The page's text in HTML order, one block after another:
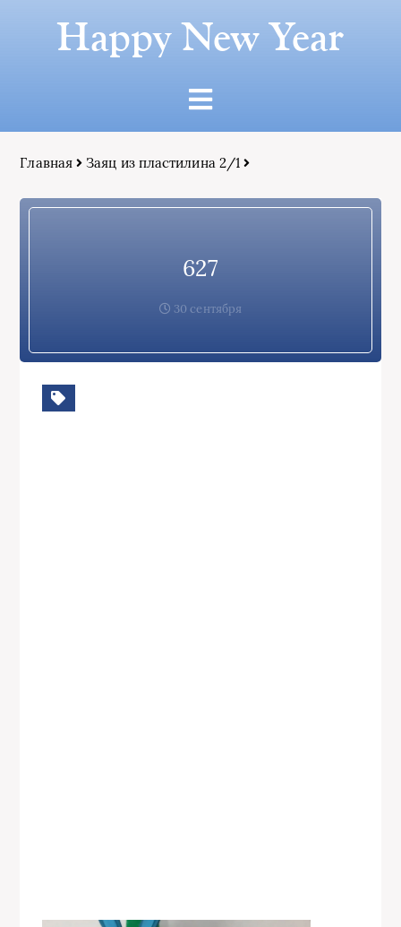
Happy New Year
Главная Заяц из пластилина 2/1
627
30 сентября